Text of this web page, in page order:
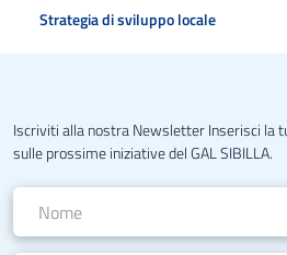
Strategia di sviluppo locale
Iscriviti alla nostra Newsletter Inserisci la
sulle prossime iniziative del GAL SIBILLA.